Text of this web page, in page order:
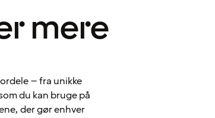
mere
– fra unikke
du kan bruge på
der gør enhver